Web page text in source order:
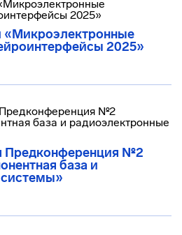
«Микроэлектронные
2025»
Предконференция №2
база и